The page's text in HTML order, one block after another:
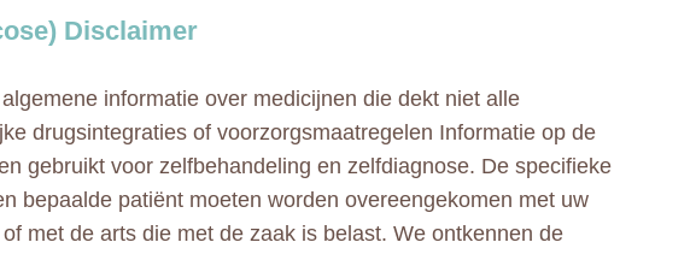
Disclaimer
informatie over medicijnen die dekt niet alle
drugsintegraties of voorzorgsmaatregelen Informatie op de
gebruikt voor zelfbehandeling en zelfdiagnose. De specifieke
bepaalde patiënt moeten worden overeengekomen met uw
met de arts die met de zaak is belast. We ontkennen de